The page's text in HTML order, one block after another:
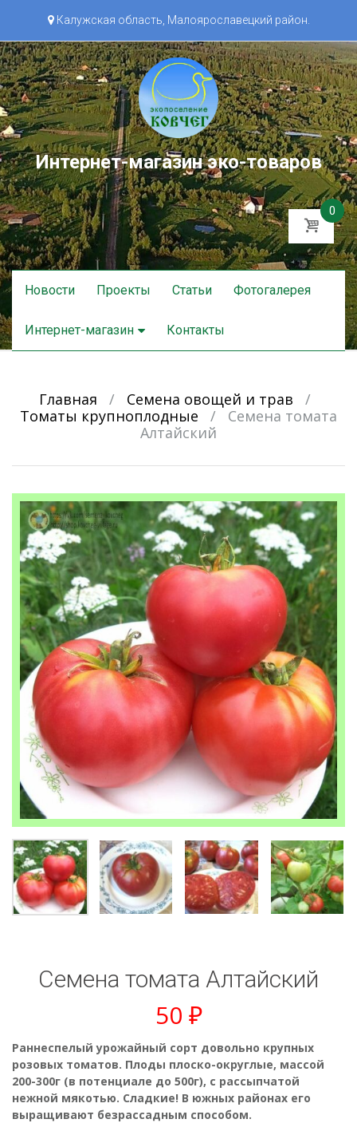
Калужская область, Малоярославецкий район.
Интернет-магазин эко-товаров
0
Skip
to
Новости Проекты Статьи Фотогалерея
Интернет-магазин Контакты
Главная / Семена овощей и трав
/
Томаты крупноплодные
/
Семена томата
Алтайский
Семена томата Алтайский
50 ₽
Раннеспелый урожайный сорт довольно крупных
розовых томатов. Плоды плоско-округлые, массой
200-300г (в потенциале до 500г), с рассыпчатой
нежной мякотью. Сладкие! В южных районах его
выращивают безрассадным способом.